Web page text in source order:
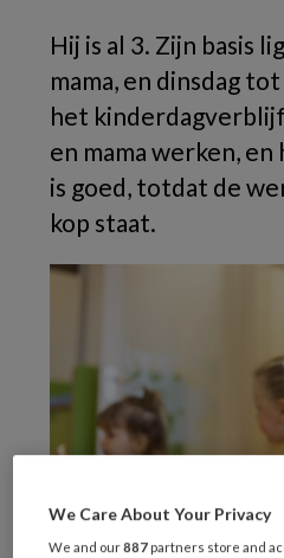
Hij is al 3. Zijn basis
mama, en dinsdag
het
en mama werken,
is goed, totdat de
kop staat.
We Care About Your Privacy
We and our887 partners store and